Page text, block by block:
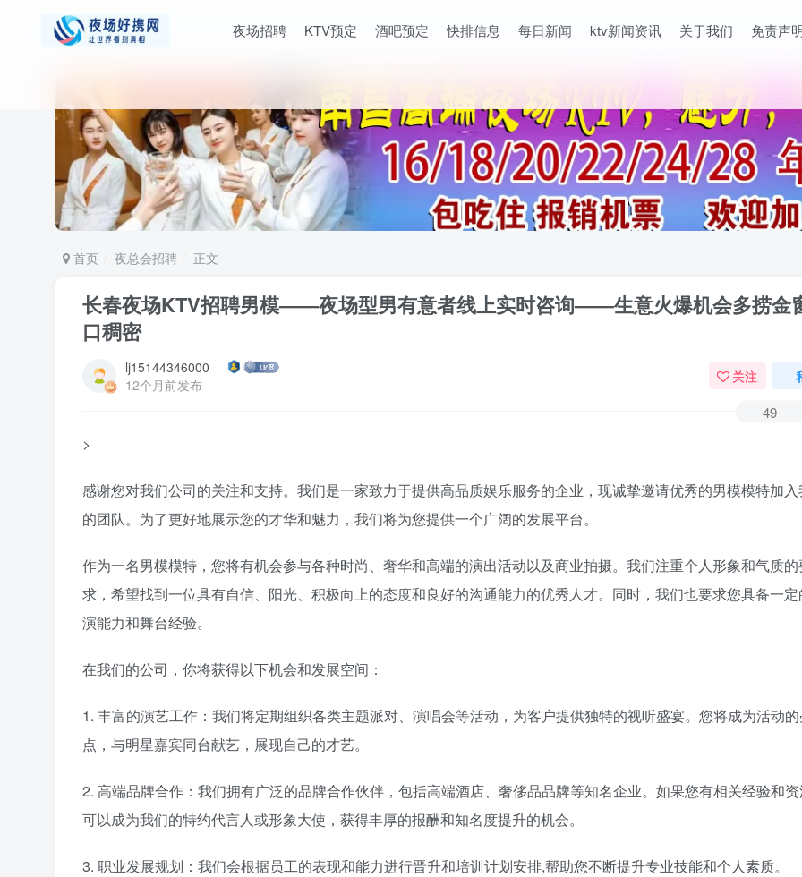
夜场招聘 KTV预定 酒吧预定 快排信息 每日新闻 ktv新闻资讯 关于我们 免责声
首页 夜总会招聘 正文
长春夜场KTV招聘男模——夜场型男有意者线上实时咨询——生意火爆机会多捞金
口稠密
lj15144346000
12个月前发布
关注
49
>
感谢您对我们公司的关注和支持。我们是一家致力于提供高品质娱乐服务的企业，现诚挚邀请优秀的男模模特加
的团队。为了更好地展示您的才华和魅力，我们将为您提供一个广阔的发展平台。
作为一名男模模特，您将有机会参与各种时尚、奢华和高端的演出活动以及商业拍摄。我们注重个人形象和气质的
求，希望找到一位具有自信、阳光、积极向上的态度和良好的沟通能力的优秀人才。同时，我们也要求您具备一
演能力和舞台经验。
在我们的公司，你将获得以下机会和发展空间：
1. 丰富的演艺工作：我们将定期组织各类主题派对、演唱会等活动，为客户提供独特的视听盛宴。您将成为活动
点，与明星嘉宾同台献艺，展现自己的才艺。
2. 高端品牌合作：我们拥有广泛的品牌合作伙伴，包括高端酒店、奢侈品品牌等知名企业。如果您有相关经验和
可以成为我们的特约代言人或形象大使，获得丰厚的报酬和知名度提升的机会。
3. 职业发展规划：我们会根据员工的表现和能力进行晋升和培训计划安排,帮助您不断提升专业技能和个人素质。